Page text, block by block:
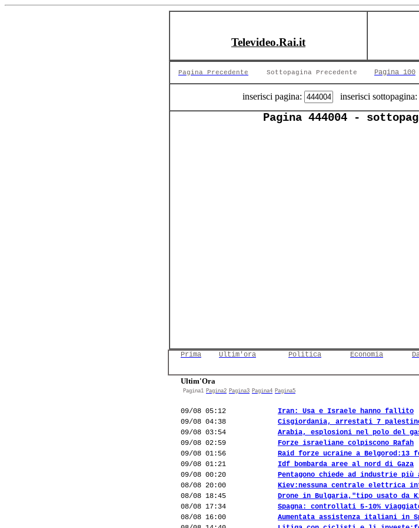
Televideo.Rai.it
Pagina Precedente Sottopagina Precedente Pagina 100
inserisci pagina: inserisci sottopagina:
Pagina 444004 -
Prima Ultim'ora Politica Economia
Ultim'Ora
Pagina1 Pagina2 Pagina3 Pagina4 Pagina5
09/08 05:12
Iran: Usa e Israele hanno fallito
09/08 04:38
Cisgiordania, arrestati 7
09/08 03:54
Arabia, esplosioni nel polo del
09/08 02:59
Forze israeliane colpiscono Rafah
09/08 01:56
Raid forze ucraine a
09/08 01:21
Idf bombarda aree al nord di Gaza
09/08 00:20
Pentagono chiede ad industrie più
08/08 20:00
Kiev:nessuna centrale elettrica
08/08 18:45
Drone in Bulgaria,"tipo usato da
08/08 17:34
Spagna: controllati 5-10%
08/08 16:00
Aumentata assistenza italiani in